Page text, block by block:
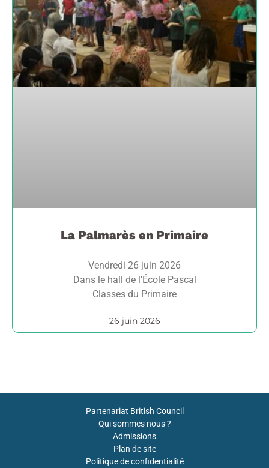
La Palmarès en Primaire
Vendredi 26 juin 2026
Dans le hall de l’École Pascal
Classes du Primaire
26 juin 2026
Partenariat British Council
Qui sommes nous ?
Admissions
Plan de site
Politique de confidentialité